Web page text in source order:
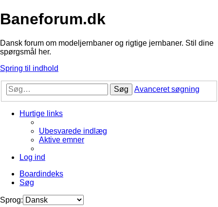
Baneforum.dk
Dansk forum om modeljernbaner og rigtige jernbaner. Stil dine
spørgsmål her.
Spring til indhold
Søg Avanceret søgning
Hurtige links
Ubesvarede indlæg
Aktive emner
Log ind
Boardindeks
Søg
Sprog: